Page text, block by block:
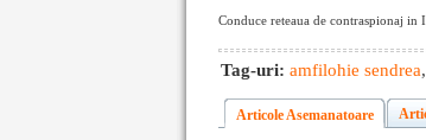
Conduce reteaua de contraspionaj
Tag-uri: amfilohie sendrea,
Articole Asemanatoare